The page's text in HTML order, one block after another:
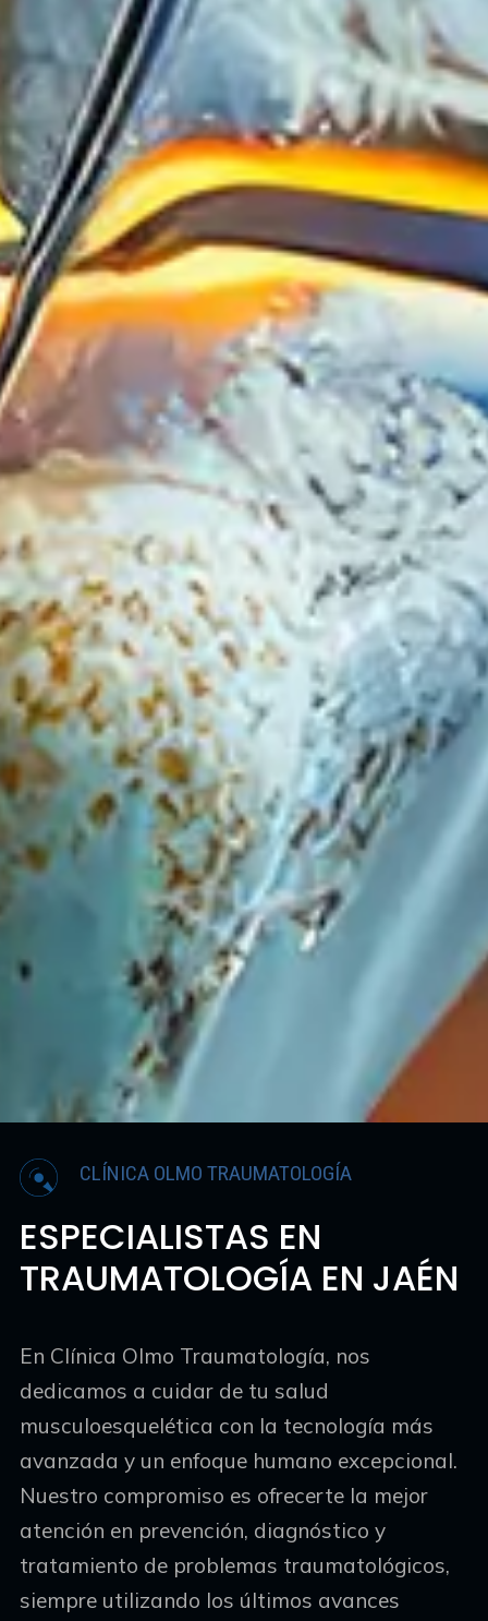
CLÍNICA OLMO TRAUMATOLOGÍA
ESPECIALISTAS EN
TRAUMATOLOGÍA EN JAÉN
En Clínica Olmo Traumatología, nos
dedicamos a cuidar de tu salud
musculoesquelética con la tecnología más
avanzada y un enfoque humano excepcional.
Nuestro compromiso es ofrecerte la mejor
atención en prevención, diagnóstico y
tratamiento de problemas traumatológicos,
siempre utilizando los últimos avances